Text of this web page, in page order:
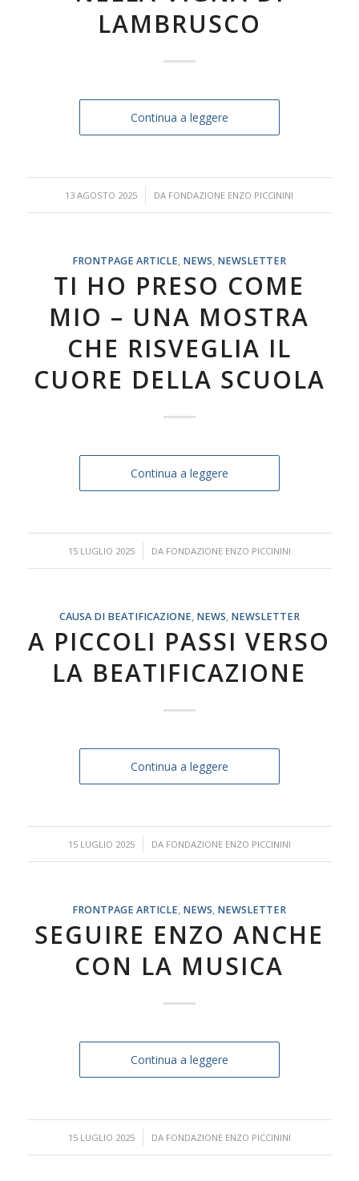
LAMBRUSCO
Continua a leggere
13 AGOSTO 2025
/ DA FONDAZIONE ENZO PICCININI
FRONTPAGE ARTICLE, NEWS, NEWSLETTER
TI HO PRESO COME
MIO – UNA MOSTRA
CHE RISVEGLIA IL
CUORE DELLA SCUOLA
Continua a leggere
15 LUGLIO 2025
/ DA FONDAZIONE ENZO PICCININI
CAUSA DI BEATIFICAZIONE, NEWS, NEWSLETTER
A PICCOLI PASSI VERSO
LA BEATIFICAZIONE
Continua a leggere
15 LUGLIO 2025
/ DA FONDAZIONE ENZO PICCININI
FRONTPAGE ARTICLE, NEWS, NEWSLETTER
SEGUIRE ENZO ANCHE
CON LA MUSICA
Continua a leggere
15 LUGLIO 2025
/ DA FONDAZIONE ENZO PICCININI